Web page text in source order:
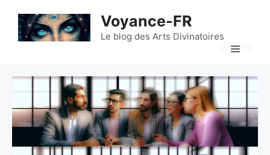
contenu
Voyance-FR
Le blog des Arts Divinatoires